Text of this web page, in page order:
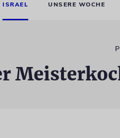
ISRAEL UNSERE WOCHE